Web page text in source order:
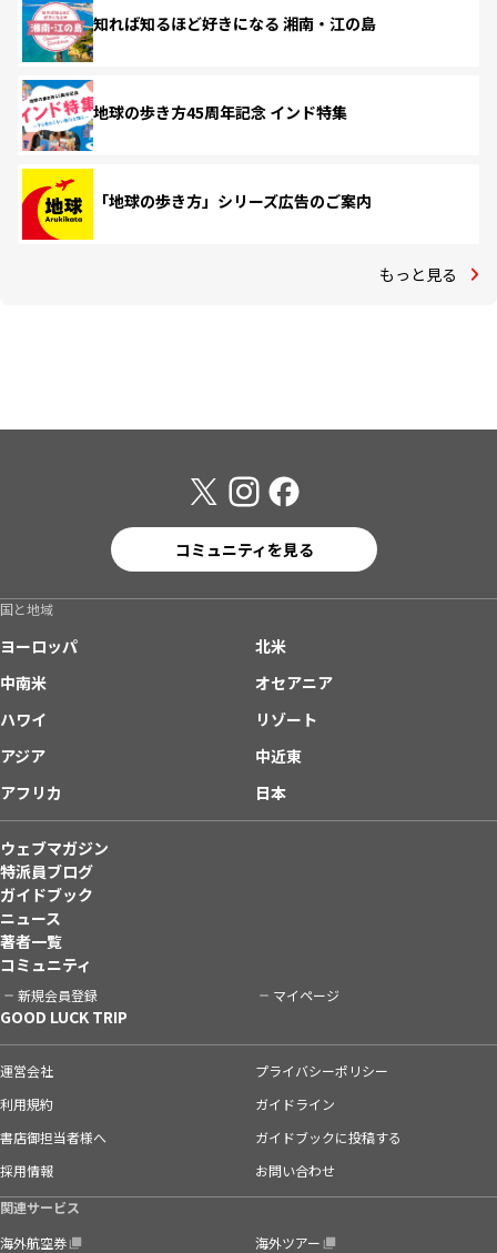
知れば知るほど好きになる 湘南・江の島
地球の歩き方45周年記念 インド特集
「地球の歩き方」シリーズ広告のご案内
もっと見る
コミュニティを見る
国と地域
ヨーロッパ
北米
中南米
オセアニア
ハワイ
リゾート
アジア
中近東
アフリカ
日本
ウェブマガジン
特派員ブログ
ガイドブック
ニュース
著者一覧
コミュニティ
新規会員登録 マイページ
GOOD LUCK TRIP
運営会社
プライバシーポリシー
利用規約
ガイドライン
書店御担当者様へ
ガイドブックに投稿する
採用情報
お問い合わせ
関連サービス
海外航空券
海外ツアー